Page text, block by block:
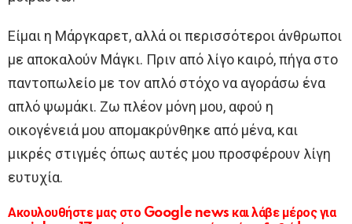
Είμαι η Μάργκαρετ, αλλά οι περισσότεροι άνθρωποι
με αποκαλούν Μάγκι. Πριν από λίγο καιρό, πήγα στο
παντοπωλείο με τον απλό στόχο να αγοράσω ένα
απλό ψωμάκι. Ζω πλέον μόνη μου, αφού η
οικογένειά μου απομακρύνθηκε από μένα, και
μικρές στιγμές όπως αυτές μου προσφέρουν λίγη
ευτυχία.
Ακουλουθήστε μας στο Google news και λάβε μέρος για